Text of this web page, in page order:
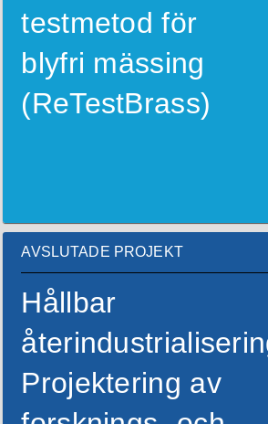
testmetod för
blyfri mässing
(ReTestBrass)
AVSLUTADE PROJEKT
Hållbar
Projektering av